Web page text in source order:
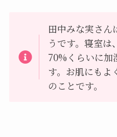
田中みな実さん
うです。寝室は
70%くらいに加
す。お肌にもよ
のことです。